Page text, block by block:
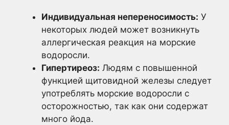
Индивидуальная непереносимость: У
некоторых людей может возникнуть
аллергическая реакция на морские
водоросли.
Гипертиреоз: Людям с повышенной
функцией щитовидной железы следует
употреблять морские водоросли с
осторожностью, так как они содержат
много йода.